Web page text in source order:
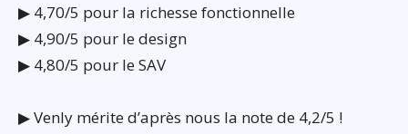
▶ 4,70/5 pour la richesse fonctionnelle
▶ 4,90/5 pour le design
▶ 4,80/5 pour le SAV
▶ Venly mérite d’après nous la note de 4,2/5 !